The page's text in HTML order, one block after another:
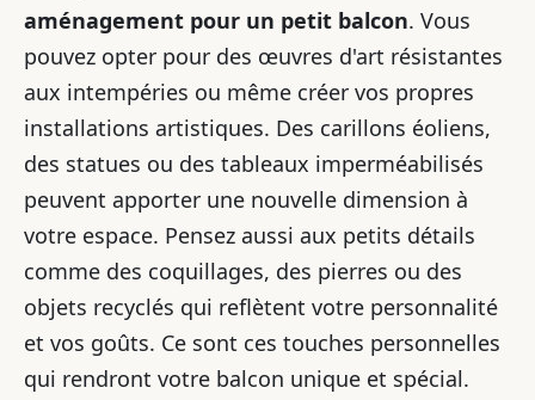
aménagement pour un petit balcon. Vous
pouvez opter pour des œuvres d'art résistantes
aux intempéries ou même créer vos propres
installations artistiques. Des carillons éoliens,
des statues ou des tableaux imperméabilisés
peuvent apporter une nouvelle dimension à
votre espace. Pensez aussi aux petits détails
comme des coquillages, des pierres ou des
objets recyclés qui reflètent votre personnalité
et vos goûts. Ce sont ces touches personnelles
qui rendront votre balcon unique et spécial.